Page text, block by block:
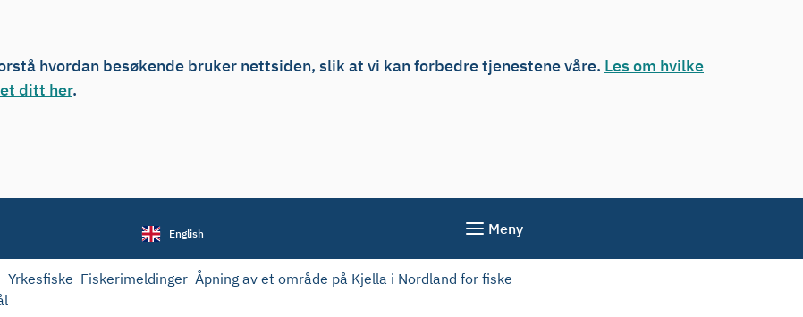
hvordan besøkende bruker nettsiden, slik at vi kan forbedre tjenestene våre. Les om hvilke
ditt her.
English Meny
Yrkesfiske Fiskerimeldinger Åpning av et område på Kjella i Nordland for fiske